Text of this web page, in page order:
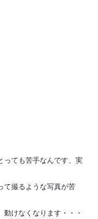
っても苦手なんです、実
て撮るような写真が苦
けなくなります・・・